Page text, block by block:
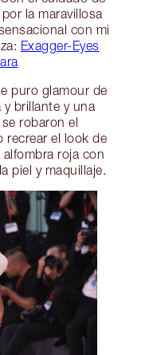
la maravillosa
con mi
Exagger-Eyes
puro glamour de
y brillante y una
robaron el
recrear el look de
roja con
piel y maquillaje.